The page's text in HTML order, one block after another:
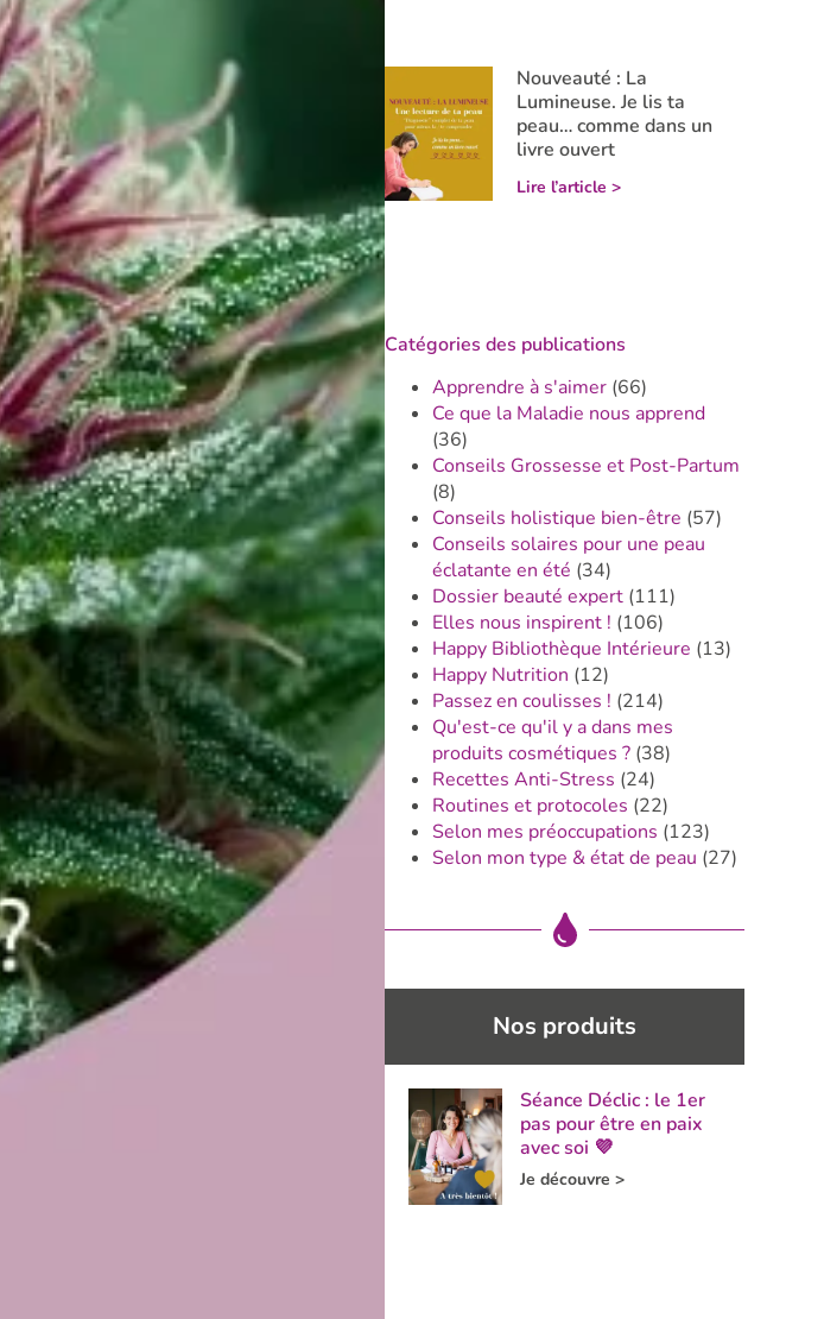
Nouveauté : La
Lumineuse. Je lis ta
peau… comme dans un
livre ouvert
Lire l’article >
Catégories des publications
Apprendre à s'aimer (66)
Ce que la Maladie nous apprend
(36)
Conseils Grossesse et Post-Partum
(8)
Conseils holistique bien-être (57)
Conseils solaires pour une peau
éclatante en été (34)
Dossier beauté expert (111)
Elles nous inspirent ! (106)
Happy Bibliothèque Intérieure (13)
Happy Nutrition (12)
Passez en coulisses ! (214)
Qu'est-ce qu'il y a dans mes
produits cosmétiques ? (38)
Recettes Anti-Stress (24)
Routines et protocoles (22)
Selon mes préoccupations (123)
Selon mon type & état de peau (27)
Nos produits
Séance Déclic : le 1er
pas pour être en paix
avec soi 💜
Je découvre >